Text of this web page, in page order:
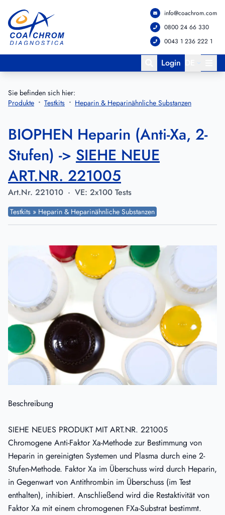
Zum Hauptmenü springen
Zum Hauptinhalt springen
info@coachrom.com
0800 24 66 330
0043 1 236 222 1
Login
Sie befinden sich hier:
Produkte
Testkits Heparin & Heparinähnliche Substanzen
BIOPHEN Heparin (Anti-Xa, 2-
Stufen) -> SIEHE NEUE
ART.NR. 221005
Art.Nr. 221010 · VE: 2x100 Tests
Testkits » Heparin & Heparinähnliche Substanzen
Beschreibung
SIEHE NEUES PRODUKTMIT ART.NR. 221005
Chromogene Anti-Faktor Xa-Methode zur Bestimmung von
Heparin in gereinigten Systemen und Plasma durch eine 2-
Stufen-Methode. Faktor Xa im Überschuss wird durch Heparin,
in Gegenwart von Antithrombin im Überschuss (im Test
enthalten), inhibiert. Anschließend wird die Restaktivität von
Faktor Xa mit einem chromogenen FXa-Substrat bestimmt.